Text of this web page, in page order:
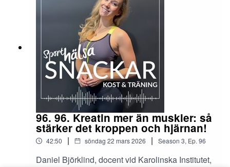
96. 96. Kreatin mer än muskler: så
stärker det kroppen och hjärnan!
42:50 | söndag 22 mars 2026 | Season 3, Ep. 96
Daniel Björklind, docent vid Karolinska Institutet,